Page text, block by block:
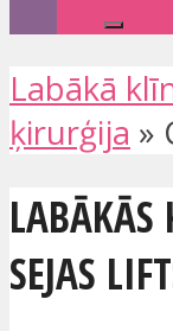
Labākā
ķirurģija »
LABĀKĀS
SEJAS